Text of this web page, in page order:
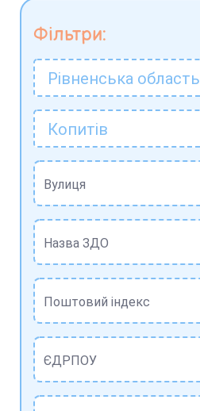
Фільтри:
Рівненська область
Копитів
Вулиця
Назва ЗДО
Поштовий індекс
ЄДРПОУ